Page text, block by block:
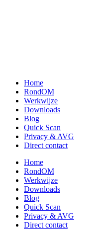
Home
RondOM
Werkwijze
Downloads
Blog
Quick Scan
Privacy & AVG
Direct contact
Home
RondOM
Werkwijze
Downloads
Blog
Quick Scan
Privacy & AVG
Direct contact